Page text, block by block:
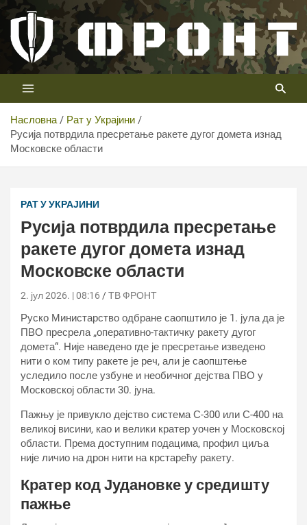
Скип
цонтент
Телевизија ФРОНТ
Први војни канал у Србији
Насловна
Рат у Украјини
Русија потврдила пресретање ракете дугог домета изнад
Московске области
РАТ У УКРАЈИНИ
Русија потврдила пресретање
ракете дугог домета изнад
Московске области
2. јул 2026. | 08:16 ТВ ФРОНТ
Руско Министарство одбране саопштило је 1. јула да је
ПВО пресрела „оперативно-тактичку ракету дугог
домета“. Није наведено где је пресретање изведено
нити о ком типу ракете је реч, али је саопштење
уследило после узбуне и необичног дејства ПВО у
Московској области 30. јуна.
Пажњу је привукло дејство система С-300 или С-400 на
великој висини, као и велики кратер уочен у Московској
области. Према доступним подацима, профил циља
није личио на дрон нити на крстарећу ракету.
Кратер код Јудановке у средишту
пажње